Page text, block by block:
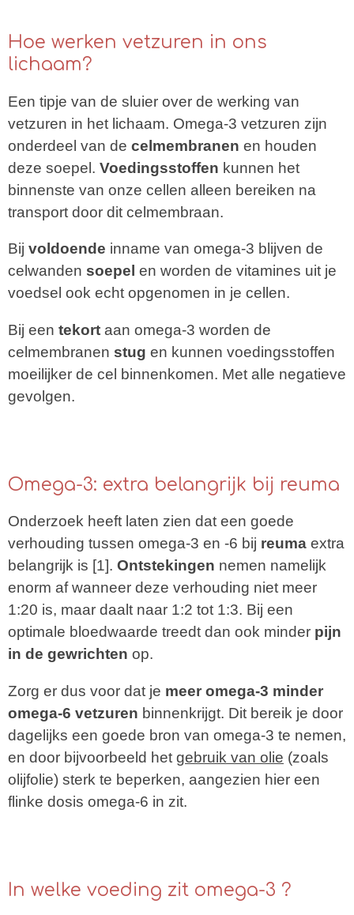
Hoe werken vetzuren in ons
lichaam?
Een tipje van de sluier over de werking van
vetzuren in het lichaam. Omega-3 vetzuren zijn
onderdeel van de celmembranen en houden
deze soepel. Voedingsstoffen kunnen het
binnenste van onze cellen alleen bereiken na
transport door dit celmembraan.
Bij voldoende inname van omega-3 blijven de
celwanden soepel en worden de vitamines uit je
voedsel ook echt opgenomen in je cellen.
Bij een tekort aan omega-3 worden de
celmembranen stug en kunnen voedingsstoffen
moeilijker de cel binnenkomen. Met alle negatieve
gevolgen.
Omega-3: extra belangrijk bij reuma
Onderzoek heeft laten zien dat een goede
verhouding tussen omega-3 en -6 bij reuma extra
belangrijk is [1]. Ontstekingen nemen namelijk
enorm af wanneer deze verhouding niet meer
1:20 is, maar daalt naar 1:2 tot 1:3. Bij een
optimale bloedwaarde treedt dan ook minder pijn
in de gewrichten op.
Zorg er dus voor dat je meer omega-3 minder
omega-6 vetzuren binnenkrijgt. Dit bereik je door
dagelijks een goede bron van omega-3 te nemen,
en door bijvoorbeeld het gebruik van olie (zoals
olijfolie) sterk te beperken, aangezien hier een
flinke dosis omega-6 in zit.
In welke voeding zit omega-3 ?